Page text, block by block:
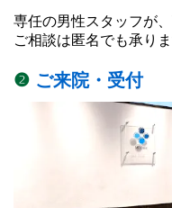
専任の男性スタッフが
ご相談は匿名でも承りま
❷ ご来院・受付